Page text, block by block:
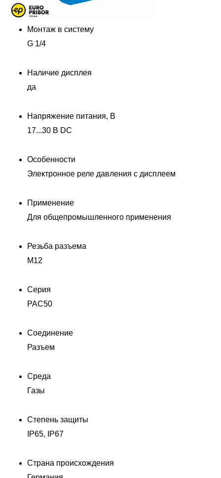
Монтаж в систему
G 1/4
Наличие дисплея
да
Напряжение питания, В
17...30 В DC
Особенности
Электронное реле давления с дисплеем
Применение
Для общепромышленного применения
Резьба разъема
M12
Серия
PAC50
Соединение
Разъем
Среда
Газы
Степень защиты
IP65, IP67
Страна происхождения